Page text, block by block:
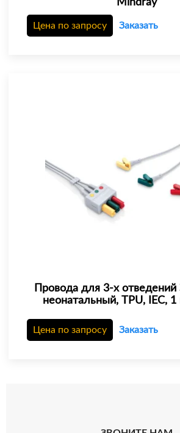
Mindray
Цена по запросу Заказать
Провода для 3-х
неонатальный, TPU, IEC,
Цена по запросу Заказать